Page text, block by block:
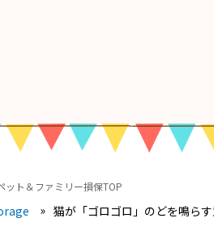
ット＆ファミリー損保TOP
猫が「ゴロゴロ」のどを鳴ら